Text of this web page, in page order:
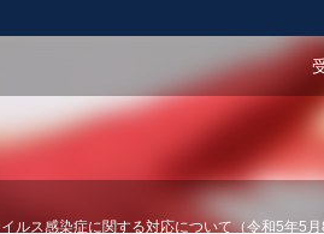
ルス感染症に関する対応について（令和5年5月